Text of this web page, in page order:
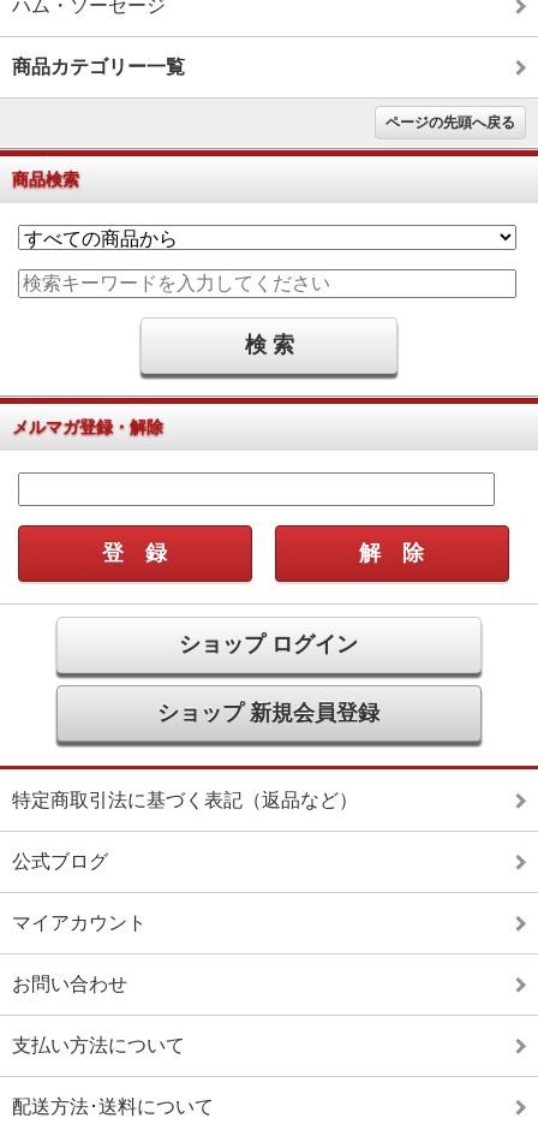
ハム・ソーセージ
商品カテゴリー一覧
ページの先頭へ戻る
商品検索
メルマガ登録・解除
ショップ ログイン
ショップ 新規会員登録
特定商取引法に基づく表記（返品など）
公式ブログ
マイアカウント
お問い合わせ
支払い方法について
配送方法･送料について